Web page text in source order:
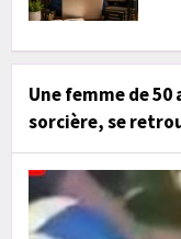
Une femme de
sorcière, se